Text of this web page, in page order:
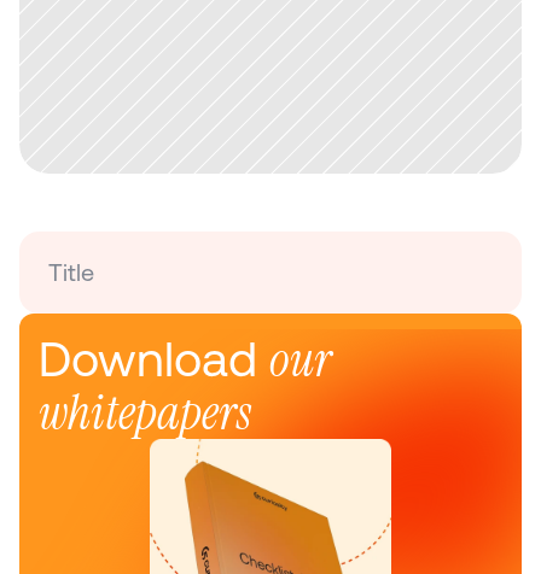
Title
Download our
whitepapers